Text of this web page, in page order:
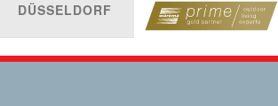
DÜSSELDORF